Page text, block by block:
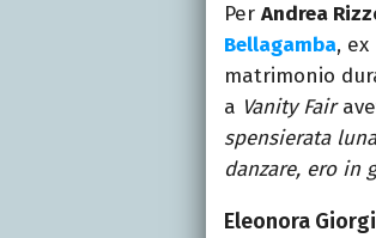
Per Andrea
Bellagamba,
matrimonio
a Vanity Fair
spensierata
danzare, ero in
Eleonora